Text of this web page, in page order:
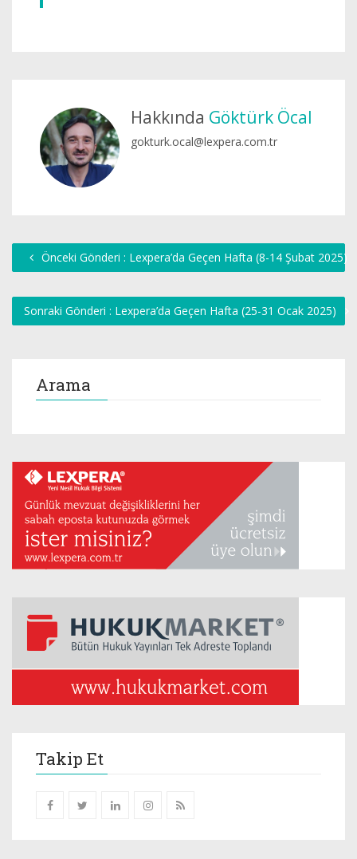
Hakkında Göktürk Öcal
gokturk.ocal@lexpera.com.tr
Önceki Gönderi : Lexpera’da Geçen Hafta (8-14 Şubat 2025)
Sonraki Gönderi : Lexpera’da Geçen Hafta (25-31 Ocak 2025)
Arama
Takip Et